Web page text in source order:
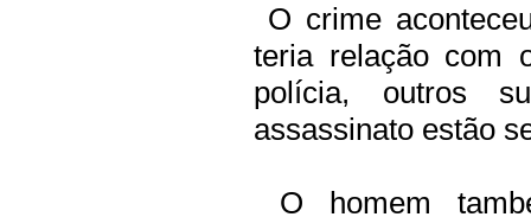
O crime
teria relação com
polícia, outros
assassinato estão
O homem